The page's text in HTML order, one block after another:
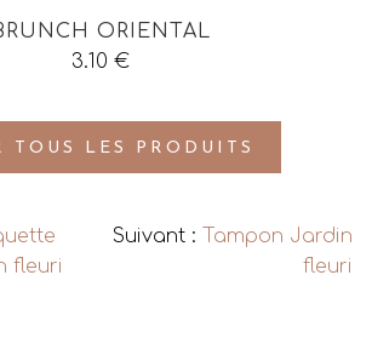
ORIENTAL
3.10 €
TOUS LES PRODUITS
fleuri
Suivant :
Tampon Jardin
fleuri